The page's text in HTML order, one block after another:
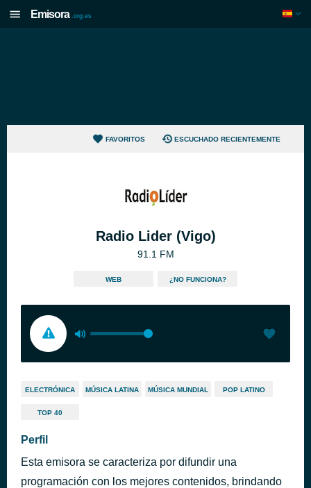
Emisora .org.es
FAVORITOS ESCUCHADO RECIENTEMENTE
Radio Lider (Vigo)
91.1 FM
WEB ¿NO FUNCIONA?
ELECTRÓNICA MÚSICA LATINA MÚSICA MUNDIAL POP LATINO
TOP 40
Perfil
Esta emisora se caracteriza por difundir una
programación con los mejores contenidos, brindando